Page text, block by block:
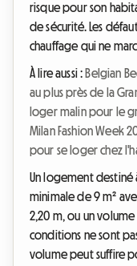
risque pour son
de sécurité. Les
chauffage qui ne
À lire aussi : Belgian
au plus près de la
loger malin pour le
Milan Fashion Week
pour se loger chez
Un logement destiné
minimale de 9 m²
2,20 m, ou un volume
conditions ne sont
volume peut suffire